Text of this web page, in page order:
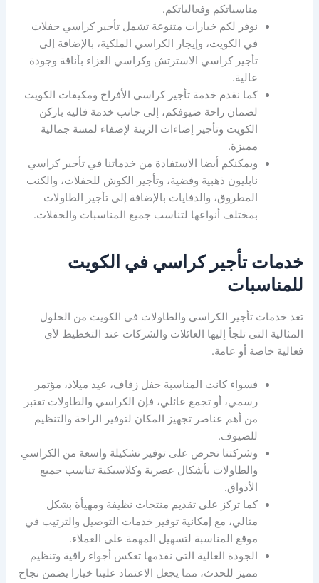
مناسباتكم وفعالياتكم.
نوفر لكم خيارات متنوعة تشمل تأجير كراسي حفلات
في الكويت، وإيجار الكراسي الملكية، بالإضافة إلى
تأجير كراسي الاسترتش وكراسي العزاء بأناقة وجودة
عالية.
كما نقدم خدمة تأجير كراسي الأفراح ومكيفات الكويت
لضمان راحة ضيوفكم، إلى جانب خدمة فاليه باركن
الكويت وتأجير إضاءات الزينة لإضفاء لمسة جمالية
مميزة.
ويمكنكم أيضا الاستفادة من خدماتنا في تأجير كراسي
نابليون ذهبية وفضية، وتأجير الكوش للحفلات، والكنب
المطروق، والدفايات بالإضافة إلى تأجير الطاولات
بمختلف أنواعها لتناسب جميع المناسبات والحفلات.
خدمات تأجير كراسي في الكويت
للمناسبات
تعد خدمات تأجير الكراسي والطاولات في الكويت من الحلول
المثالية التي تلجأ إليها العائلات والشركات عند التخطيط لأي
فعالية خاصة أو عامة.
فسواء كانت المناسبة حفل زفاف، عيد ميلاد، مؤتمر
رسمي، أو تجمع عائلي، فإن الكراسي والطاولات تعتبر
من أهم عناصر تجهيز المكان لتوفير الراحة والتنظيم
للضيوف.
وشركتنا تحرص على توفير تشكيلة واسعة من الكراسي
والطاولات بأشكال عصرية وكلاسيكية تناسب جميع
الأذواق.
كما تركز على تقديم منتجات نظيفة ومهيأة بشكل
مثالي، مع إمكانية توفير خدمات التوصيل والترتيب في
موقع المناسبة لتسهيل المهمة على العملاء.
الجودة العالية التي نقدمها تعكس أجواء راقية وتنظيم
مميز للحدث، مما يجعل الاعتماد علينا خيارا يضمن نجاح